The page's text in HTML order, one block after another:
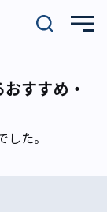
すすめ・
た。